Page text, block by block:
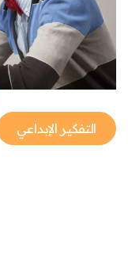
التفكير الإبداعي